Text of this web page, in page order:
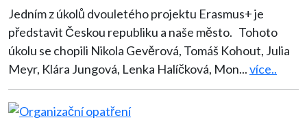
Jedním z úkolů dvouletého projektu Erasmus+ je
představit Českou republiku a naše město. Tohoto
úkolu se chopili Nikola Gevěrová, Tomáš Kohout, Julia
Meyr, Klára Jungová, Lenka Halíčková, Mon...více..